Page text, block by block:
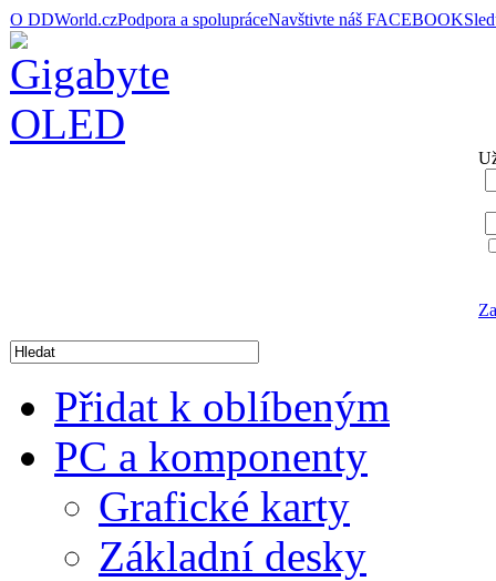
O DDWorld.czPodpora a spolupráceNavštivte náš FACEBOOK
Přidat k oblíbeným
PC a komponenty
Grafické karty
Základní desky